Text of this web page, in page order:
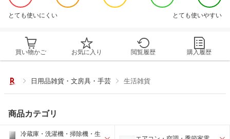
とても使いにくい とても使いやすい
買い物かご お気に入り 閲覧履歴 購入履歴
日用品雑貨・文房具・手芸 生活雑貨
商品カテゴリ
冷蔵庫・洗濯機・掃除機・生